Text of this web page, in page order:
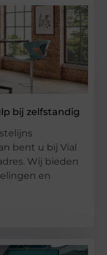
bij zelfstandig
bent u bij Vial
Wij bieden
en